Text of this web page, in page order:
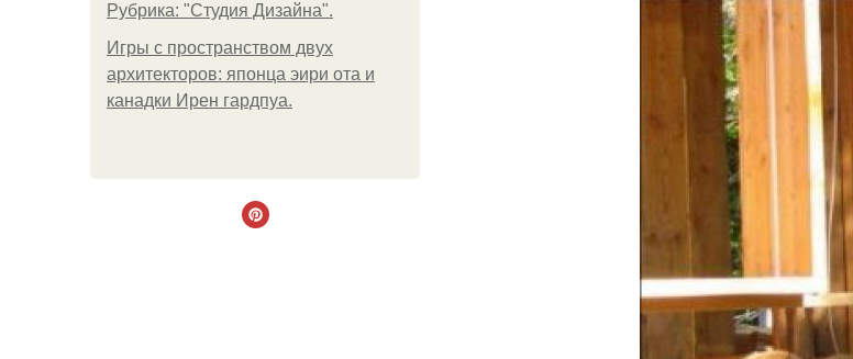
Рубрика: "Студия Дизайна".
Игры с пространством двух
архитекторов: японца эири ота и
канадки Ирен гардпуа.